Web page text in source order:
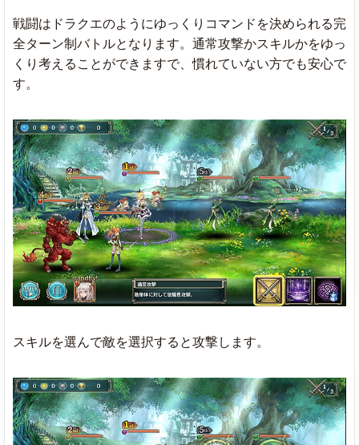
戦闘はドラクエのようにゆっくりコマンドを決められる完
全ターン制バトルとなります。通常攻撃かスキルかをゆっ
くり考えることができますで、慣れていない方でも安心で
す。
スキルを選んで敵を選択すると攻撃します。